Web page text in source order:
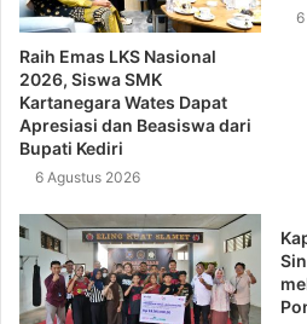
Raih Emas LKS Nasional
2026, Siswa SMK
Kartanegara Wates Dapat
Apresiasi dan Beasiswa dari
Bupati Kediri
6 Agustus 2026